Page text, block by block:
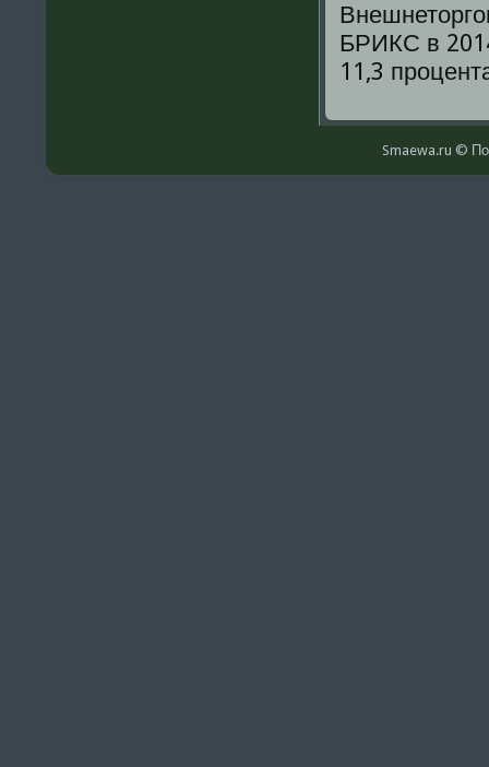
БРИКС в
11,3
Smaewa.ru ©